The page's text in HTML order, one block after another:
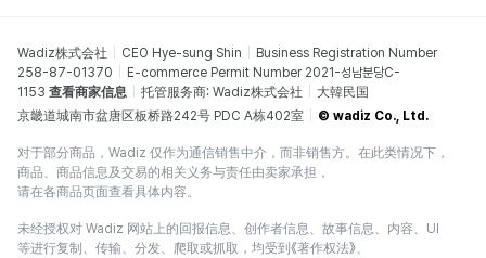
Wadiz株式会社 CEO Hye-sung Shin
Business Registration Number
258-87-01370
E-commerce Permit Number 2021-성남분당C-
1153 查看商家信息 托管服务商: Wadiz株式会社
大韓民国
京畿道城南市盆唐区板桥路242号 PDC A栋402室
© wadiz Co., Ltd.
对于部分商品，Wadiz 仅作为通信销售中介，而非销售方。在此类情况下，
商品、商品信息及交易的相关义务与责任由卖家承担，
请在各商品页面查看具体内容。
未经授权对 Wadiz 网站上的回报信息、创作者信息、故事信息、内容、UI
等进行复制、传输、分发、爬取或抓取，均受到《著作权法》、